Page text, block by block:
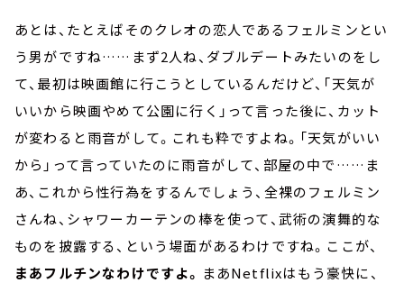
あとは、たとえばそのクレオの恋人であるフェルミンとい
う男がですね……まず2人ね、ダブルデートみたいのをし
て、最初は映画館に行こうとしているんだけど、「天気が
いいから映画やめて公園に行く」って言った後に、カット
が変わると雨音がして。これも粋ですよね。「天気がいい
から」って言っていたのに雨音がして、部屋の中で……ま
あ、これから性行為をするんでしょう、全裸のフェルミン
さんね、シャワーカーテンの棒を使って、武術の演舞的な
ものを披露する、という場面があるわけですね。ここが、
まあフルチンなわけですよ。 まあNetflixはもう豪快に、